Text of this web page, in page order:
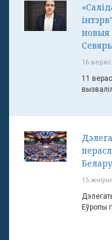
новыя
16
11
15
Еўропы